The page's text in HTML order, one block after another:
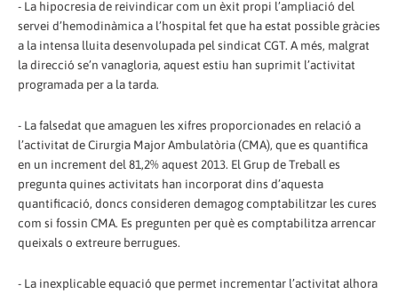
- La hipocresia de reivindicar com un èxit propi l’ampliació del
servei d’hemodinàmica a l’hospital fet que ha estat possible gràcies
a la intensa lluita desenvolupada pel sindicat CGT. A més, malgrat
la direcció se’n vanagloria, aquest estiu han suprimit l’activitat
programada per a la tarda.
- La falsedat que amaguen les xifres proporcionades en relació a
l’activitat de Cirurgia Major Ambulatòria (CMA), que es quantifica
en un increment del 81,2% aquest 2013. El Grup de Treball es
pregunta quines activitats han incorporat dins d’aquesta
quantificació, doncs consideren demagog comptabilitzar les cures
com si fossin CMA. Es pregunten per què es comptabilitza arrencar
queixals o extreure berrugues.
- La inexplicable equació que permet incrementar l’activitat alhora